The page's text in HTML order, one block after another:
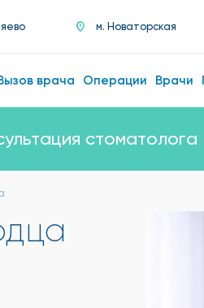
м. Новаторская
врача Операции Врачи